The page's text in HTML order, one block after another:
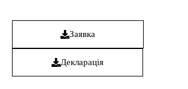
Заявка
Декларація